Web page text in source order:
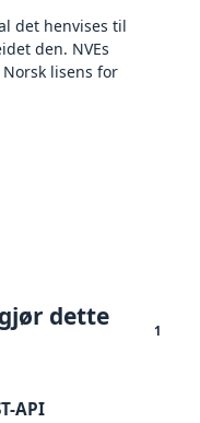
det henvises til
den. NVEs
lisens for
dette
1
API